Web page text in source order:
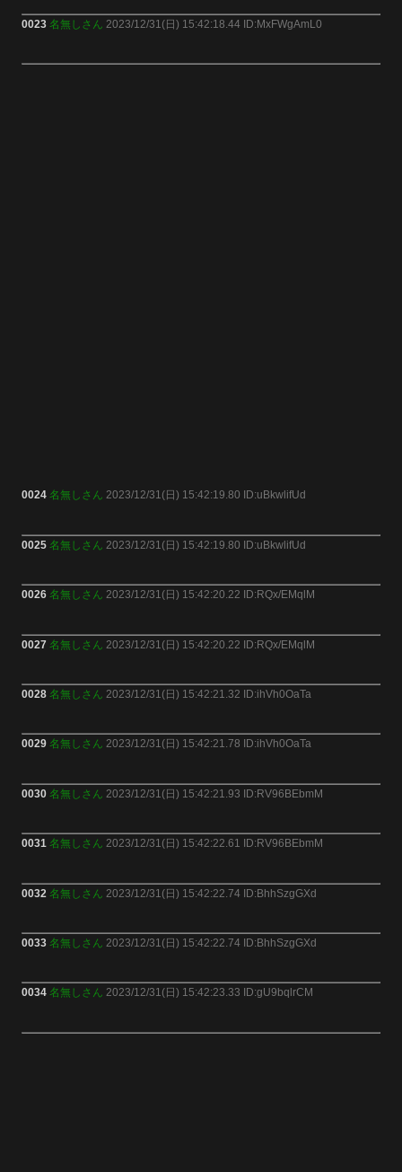
0023 名無しさん 2023/12/31(日) 15:42:18.44 ID:MxFWgAmL0
0024 名無しさん 2023/12/31(日) 15:42:19.80 ID:uBkwlifUd
0025 名無しさん 2023/12/31(日) 15:42:19.80 ID:uBkwlifUd
0026 名無しさん 2023/12/31(日) 15:42:20.22 ID:RQx/EMqlM
0027 名無しさん 2023/12/31(日) 15:42:20.22 ID:RQx/EMqlM
0028 名無しさん 2023/12/31(日) 15:42:21.32 ID:ihVh0OaTa
0029 名無しさん 2023/12/31(日) 15:42:21.78 ID:ihVh0OaTa
0030 名無しさん 2023/12/31(日) 15:42:21.93 ID:RV96BEbmM
0031 名無しさん 2023/12/31(日) 15:42:22.61 ID:RV96BEbmM
0032 名無しさん 2023/12/31(日) 15:42:22.74 ID:BhhSzgGXd
0033 名無しさん 2023/12/31(日) 15:42:22.74 ID:BhhSzgGXd
0034 名無しさん 2023/12/31(日) 15:42:23.33 ID:gU9bqlrCM